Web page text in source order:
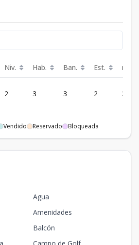
Niv. Hab. Ban. Est. m²
2 3 3 2
Vendido Reservado Bloqueada
Agua
Amenidades
Balcón
Campo de Golf